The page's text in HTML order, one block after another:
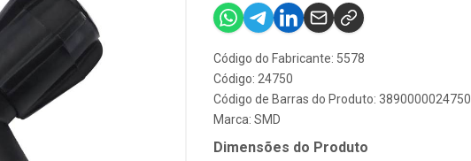
Código do Fabricante: 5578
Código: 24750
Código de Barras do Produto: 3890000024750
Marca: SMD
Dimensões do Produto